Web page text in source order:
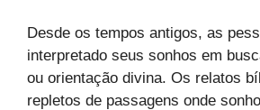
Desde os tempos antigos, as
interpretado seus sonhos em
ou orientação divina. Os relatos
repletos de passagens onde